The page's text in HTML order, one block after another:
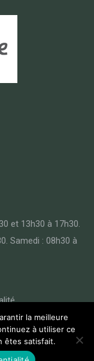
et 13h30 à 17h30.
Samedi : 08h30 à
la meilleure
à utiliser ce
êtes satisfait.